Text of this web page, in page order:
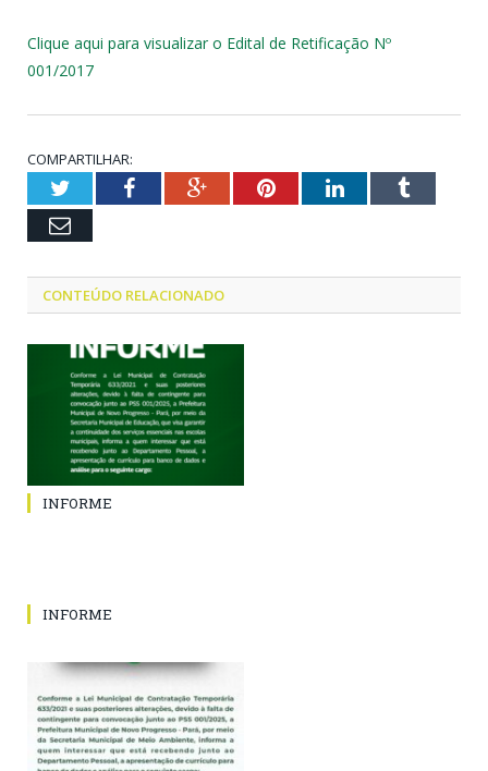
Clique aqui para visualizar o Edital de Retificação Nº
001/2017
COMPARTILHAR:
TwitterFacebookGoogle+PinterestLinkedInTumblr
Email
CONTEÚDO RELACIONADO
INFORME
INFORME